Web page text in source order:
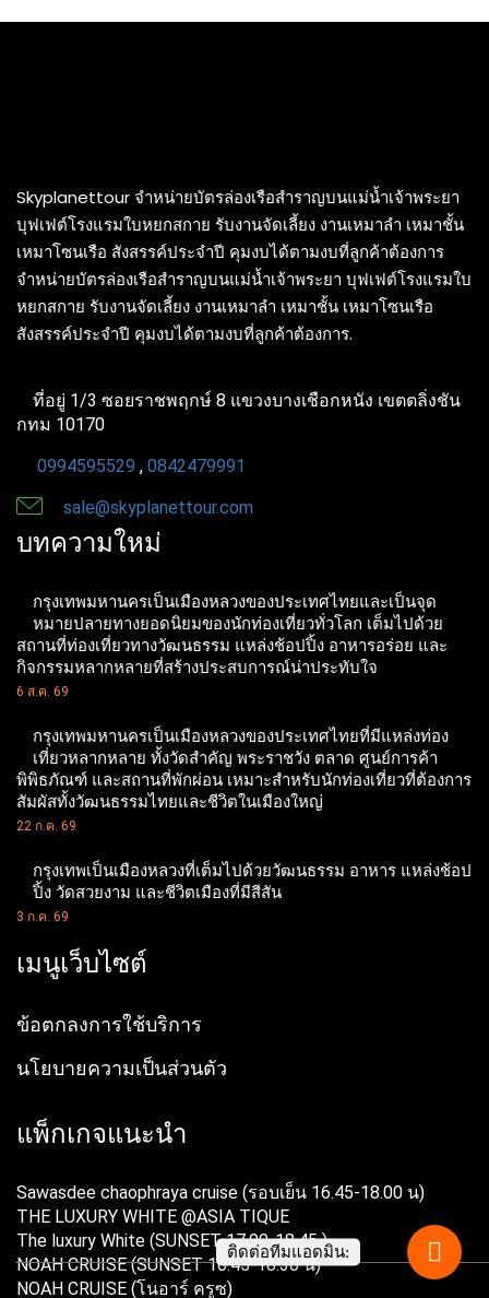
Skyplanettour จำหน่ายบัตรล่องเรือสำราญบนแม่น้ำเจ้าพระยา
บุฟเฟต์โรงแรมใบหยกสกาย รับงานจัดเลี้ยง งานเหมาลำ เหมาชั้น
เหมาโซนเรือ สังสรรค์ประจำปี คุมงบได้ตามงบที่ลูกค้าต้องการ
จำหน่ายบัตรล่องเรือสำราญบนแม่น้ำเจ้าพระยา บุฟเฟต์โรงแรมใบ
หยกสกาย รับงานจัดเลี้ยง งานเหมาลำ เหมาชั้น เหมาโซนเรือ
สังสรรค์ประจำปี คุมงบได้ตามงบที่ลูกค้าต้องการ.
ที่อยู่ 1/3 ซอยราชพฤกษ์ 8 แขวงบางเชือกหนัง เขตตลิ่งชัน
กทม 10170
0994595529 , 0842479991
sale@skyplanettour.com
บทความใหม่
กรุงเทพมหานครเป็นเมืองหลวงของประเทศไทยและเป็นจุด
หมายปลายทางยอดนิยมของนักท่องเที่ยวทั่วโลก เต็มไปด้วย
สถานที่ท่องเที่ยวทางวัฒนธรรม แหล่งช้อปปิ้ง อาหารอร่อย และ
กิจกรรมหลากหลายที่สร้างประสบการณ์น่าประทับใจ
6 ส.ค. 69
กรุงเทพมหานครเป็นเมืองหลวงของประเทศไทยที่มีแหล่งท่อง
เที่ยวหลากหลาย ทั้งวัดสำคัญ พระราชวัง ตลาด ศูนย์การค้า
พิพิธภัณฑ์ และสถานที่พักผ่อน เหมาะสำหรับนักท่องเที่ยวที่ต้องการ
สัมผัสทั้งวัฒนธรรมไทยและชีวิตในเมืองใหญ่
22 ก.ค. 69
กรุงเทพเป็นเมืองหลวงที่เต็มไปด้วยวัฒนธรรม อาหาร แหล่งช้อป
ปิ้ง วัดสวยงาม และชีวิตเมืองที่มีสีสัน
3 ก.ค. 69
เมนูเว็บไซต์
ข้อตกลงการใช้บริการ
นโยบายความเป็นส่วนตัว
แพ็กเกจแนะนำ
Sawasdee chaophraya cruise (รอบเย็น 16.45-18.00 น)
THE LUXURY WHITE @ASIA TIQUE
The luxury White (SUNSET 17.00-18.45 )
NOAH CRUISE (SUNSET 16.45-18.30 น)
NOAH CRUISE (โนอาร์ ครูซ)
ติดต่อทีมแอดมิน: